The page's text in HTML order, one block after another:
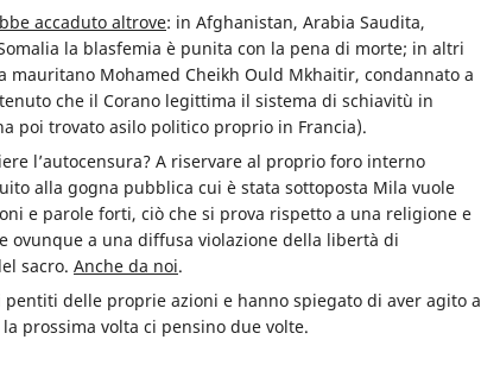
accaduto altrove: in Afghanistan, Arabia Saudita,
la blasfemia è punita con la pena di morte; in altri
mauritano Mohamed Cheikh Ould Mkhaitir, condannato a
che il Corano legittima il sistema di schiavitù in
poi trovato asilo politico proprio in Francia).
l’autocensura? A riservare al proprio foro interno
alla gogna pubblica cui è stata sottoposta Mila vuole
e parole forti, ciò che si prova rispetto a una religione e
ovunque a una diffusa violazione della libertà di
sacro. Anche da noi.
delle proprie azioni e hanno spiegato di aver agito a
prossima volta ci pensino due volte.